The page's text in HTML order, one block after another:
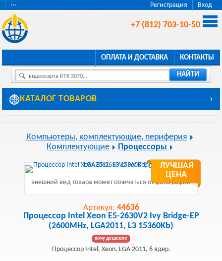
Регистрация Вход
···
+7 (812) 703-10-50
ОПЛАТА И ДОСТАВКА КОНТАКТЫ
видеокарта RTX 3070... НАЙТИ
КАТАЛОГ ТОВАРОВ ›
Компьютеры, комплектующие, периферия
Комплектующие
Процессоры
ЛУЧШАЯ
ЦЕНА
внешний вид товара может отличаться от фотографии
Артикул: 44636
Процессор Intel Xeon E5-2630V2 Ivy Bridge-EP
(2600MHz, LGA2011, L3 15360Kb)
хочу дешевле
Процессор Intel, Xeon, LGA 2011, 6 ядер.